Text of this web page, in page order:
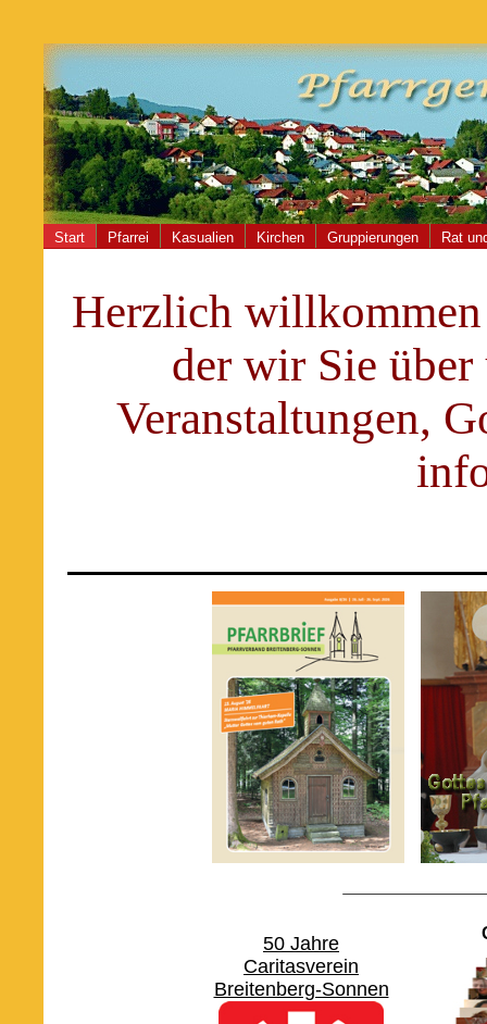
Start Pfarrei Kasualien Kirchen Gruppierungen Rat
Herzlich willkommen
der wir Sie über
Veranstaltungen,
50 Jahre
Caritasverein
Breitenberg-Sonnen